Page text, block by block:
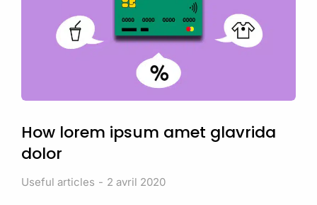
How lorem ipsum amet glavrida
dolor
Useful articles 2 avril 2020